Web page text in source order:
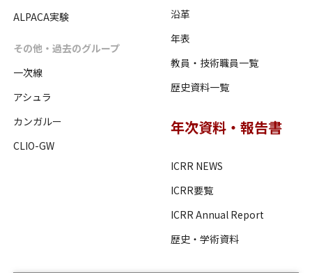
ALPACA実験
その他・過去のグループ
一次線
アシュラ
カンガルー
CLIO-GW
沿革
年表
教員・技術職員一覧
歴史資料一覧
年次資料・報告書
ICRR NEWS
ICRR要覧
ICRR Annual Report
歴史・学術資料